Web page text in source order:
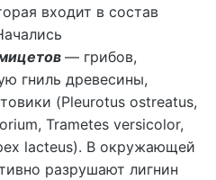
входит в состав
— грибов,
гниль древесины,
(Pleurotus ostreatus,
Trametes versicolor,
lacteus). В окружающей
разрушают лигнин